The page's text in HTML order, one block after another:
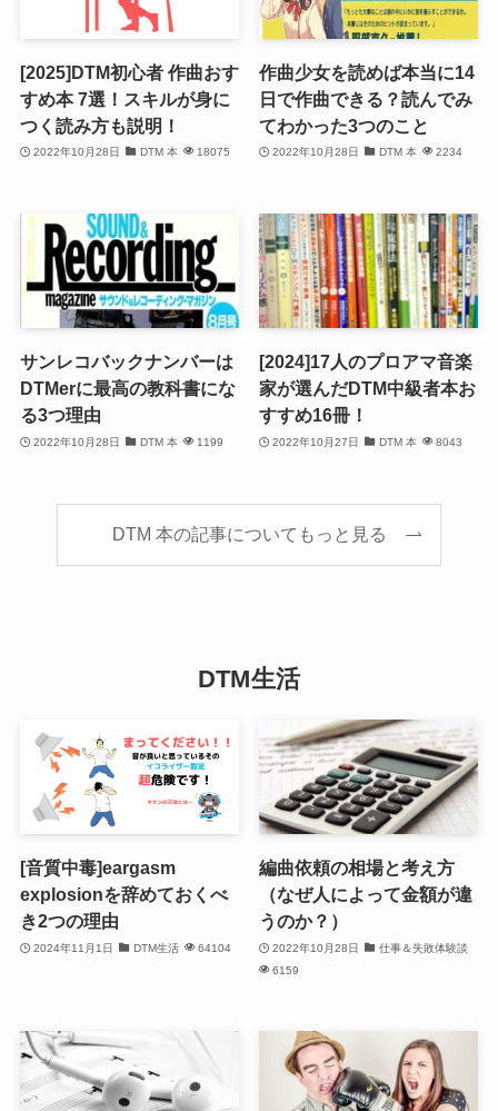
[2025]DTM初心者 作曲おす
すめ本 7選！スキルが身に
つく読み方も説明！
2022年10月28日 DTM 本 18075
作曲少女を読めば本当に14
日で作曲できる？読んでみ
てわかった3つのこと
2022年10月28日 DTM 本 2234
サンレコバックナンバーは
DTMerに最高の教科書にな
る3つ理由
2022年10月28日 DTM 本 1199
[2024]17人のプロアマ音楽
家が選んだDTM中級者本お
すすめ16冊！
2022年10月27日 DTM 本 8043
DTM 本の記事についてもっと見る
DTM生活
[音質中毒]eargasm
explosionを辞めておくべ
き2つの理由
2024年11月1日 DTM生活 64104
編曲依頼の相場と考え方
（なぜ人によって金額が違
うのか？）
2022年10月28日
仕事＆失敗体験談
6159